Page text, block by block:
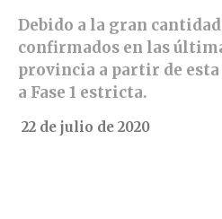
Debido a la gran cantidad
confirmados en las
provincia a partir de
a Fase 1 estricta.
22 de julio de 2020